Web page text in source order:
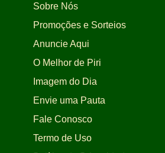
Sobre Nós
Promoções e Sorteios
Anuncie Aqui
O Melhor de Piri
Imagem do Dia
Envie uma Pauta
Fale Conosco
Termo de Uso